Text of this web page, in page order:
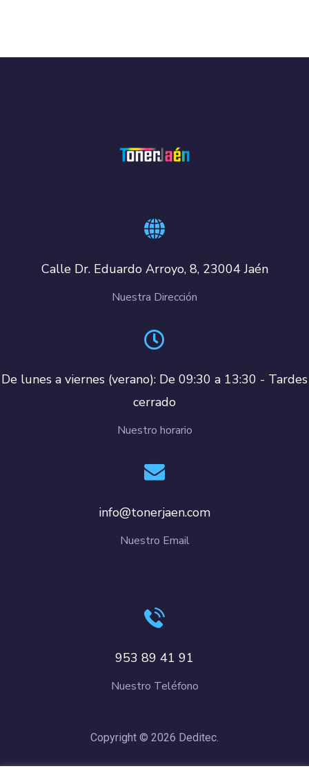
Calle Dr. Eduardo Arroyo, 8, 23004 Jaén
Nuestra Dirección
De lunes a viernes (verano): De 09:30 a 13:30 - Tardes
cerrado
Nuestro horario
info@tonerjaen.com
Nuestro Email
953 89 41 91
Nuestro Teléfono
Copyright © 2026 Deditec.